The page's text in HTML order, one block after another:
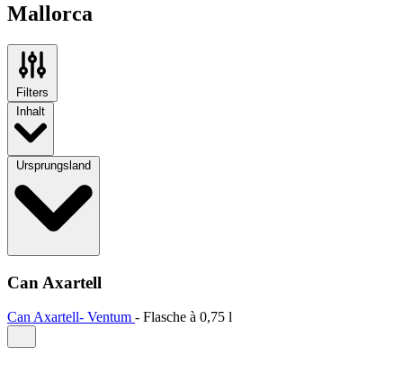
Mallorca
Filters
Inhalt
Ursprungsland
Can Axartell
Can Axartell- Ventum - Flasche à 0,75 l